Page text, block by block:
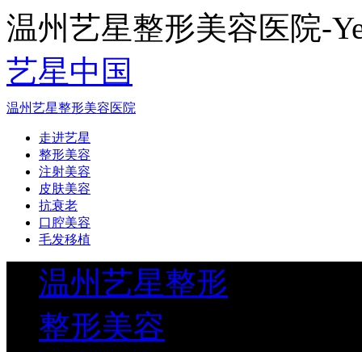
温州艺星整形美容医院-
艺星中国
温州艺星整形美容医院
走进艺星
整形美容
注射美容
皮肤美容
抗衰老
口腔美容
毛发移植
温州艺星整形
整形美容